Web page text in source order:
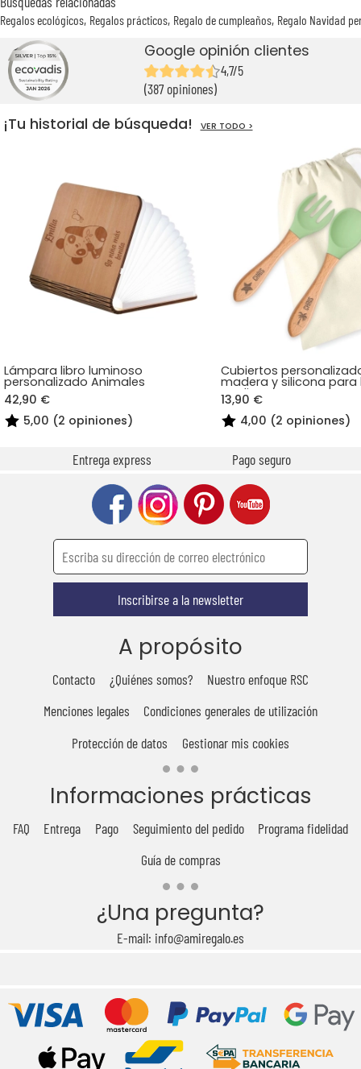
Regalos ecológicos Regalos prácticos Regalo de cumpleaños Regalo Navidad
Google opinión clientes
4,7/5
(387 opiniones)
¡Tu historial de búsqueda! VER TODO >
Lámpara libro luminoso
personalizado Animales
42,90 €
5,00 (2 opiniones)
Cubiertos
madera y silicona
un diseño
13,90 €
4,00 (2 opiniones)
Entrega express Pago seguro
Inscribirse a la newsletter
A propósito
Contacto ¿Quiénes somos?
Nuestro enfoque RSC
Menciones legales
Condiciones generales de utilización
Protección de datos
Gestionar mis cookies
Informaciones prácticas
FAQ Entrega Pago Seguimiento del pedido
Programa fidelidad
Guía de compras
¿Una pregunta?
E-mail: info@amiregalo.es